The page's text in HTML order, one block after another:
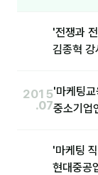
문서자료실
AI 웹앱
'전쟁과
김종혁
2015
.07
'마케팅
중소기업
'마케팅
현대중공